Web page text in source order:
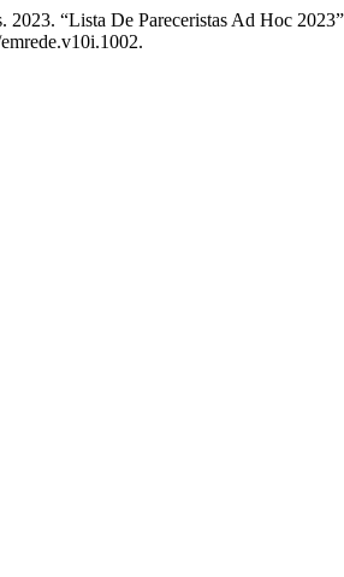
2023. “Lista De Pareceristas Ad Hoc